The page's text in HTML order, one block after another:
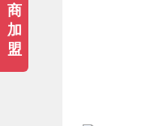
商
加
盟